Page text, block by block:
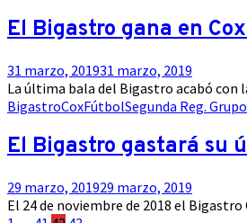
El Bigastro gana en
31 marzo, 201931 marzo, 2019
La última bala del Bigastro acabó con
BigastroCoxFútbolSegunda Reg.
El Bigastro gastará su
29 marzo, 201929 marzo, 2019
El 24 de noviembre de 2018 el